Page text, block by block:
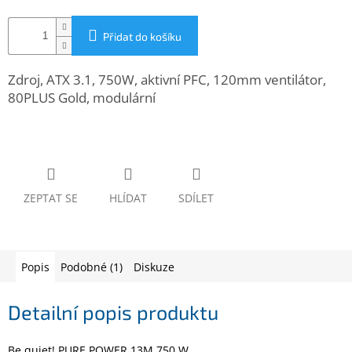
Gaming
Telefony
a
tablety
Velké
notebooky
Přidat do košíku
Zdroj, ATX 3.1, 750W, aktivní PFC, 120mm ventilátor,
80PLUS Gold, modulární
ZEPTAT SE HLÍDAT SDÍLET
Popis Podobné (1) Diskuze
Detailní popis produktu